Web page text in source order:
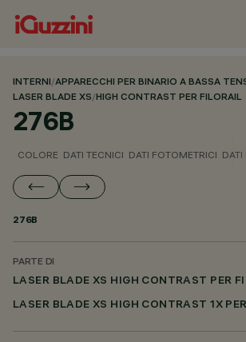
INTERNI/APPARECCHI PER BINARIO A BASSA
LASER BLADE XS/HIGH CONTRAST PER FILORAIL
276B
COLORE DATI TECNICI DATI FOTOMETRICI DATI
276B
PARTE DI
LASER BLADE XS HIGH CONTRAST PER